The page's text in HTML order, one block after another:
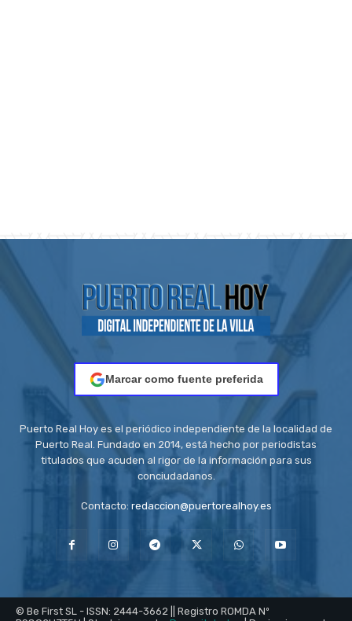
Marcar como fuente preferida
Puerto Real Hoy es el periódico independiente de la localidad de
Puerto Real. Fundado en 2014, está hecho por periodistas
titulados que acuden al rigor de la información para sus
conciudadanos.
Contacto: redaccion@puertorealhoy.es
© Be First SL - ISSN: 2444-3662 || Registro ROMDA Nº